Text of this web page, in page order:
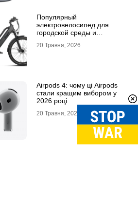
Популярный
электровелосипед для
городской среды и
почему их выбирают
20 Травня, 2026
Airpods 4: чому ці Airpods
стали кращим вибором у
2026 році
20 Травня, 2026